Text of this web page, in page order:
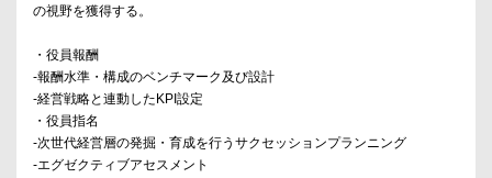
の視野を獲得する。
・役員報酬
-報酬水準・構成のベンチマーク及び設計
-経営戦略と連動したKPI設定
・役員指名
-次世代経営層の発掘・育成を行うサクセッションプランニング
-エグゼクティブアセスメント